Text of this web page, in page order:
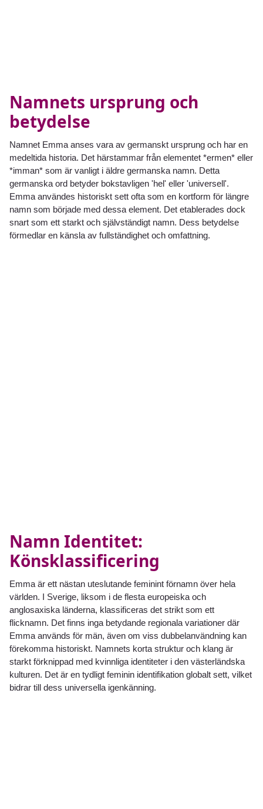
Namnets ursprung och
betydelse
Namnet Emma anses vara av germanskt ursprung och har en
medeltida historia. Det härstammar från elementet *ermen* eller
*imman* som är vanligt i äldre germanska namn. Detta
germanska ord betyder bokstavligen 'hel' eller 'universell'.
Emma användes historiskt sett ofta som en kortform för längre
namn som började med dessa element. Det etablerades dock
snart som ett starkt och självständigt namn. Dess betydelse
förmedlar en känsla av fullständighet och omfattning.
Namn Identitet:
Könsklassificering
Emma är ett nästan uteslutande feminint förnamn över hela
världen. I Sverige, liksom i de flesta europeiska och
anglosaxiska länderna, klassificeras det strikt som ett
flicknamn. Det finns inga betydande regionala variationer där
Emma används för män, även om viss dubbelanvändning kan
förekomma historiskt. Namnets korta struktur och klang är
starkt förknippad med kvinnliga identiteter i den västerländska
kulturen. Det är en tydligt feminin identifikation globalt sett, vilket
bidrar till dess universella igenkänning.